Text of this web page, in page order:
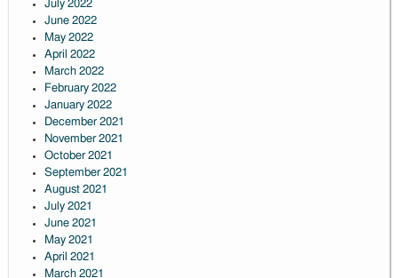
July 2022
June 2022
May 2022
April 2022
March 2022
February 2022
January 2022
December 2021
November 2021
October 2021
September 2021
August 2021
July 2021
June 2021
May 2021
April 2021
March 2021